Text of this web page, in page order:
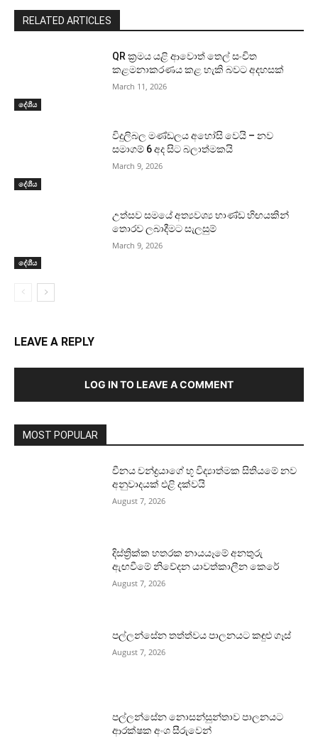
RELATED ARTICLES
දේශීය
QR ක්‍රමය යළි ආවොත් තෙල් සංචිත
කළමනාකරණය කළ හැකි බවට අදහසක්
March 11, 2026
දේශීය
විදුලිබල මණ්ඩලය අහෝසි වෙයි – නව
සමාගම් 6 අද සිට බලාත්මකයි
March 9, 2026
දේශීය
උත්සව සමයේ අත්‍යවශ්‍ය භාණ්ඩ හිඟයකින්
තොරව ලබාදීමට සැලසුම්
March 9, 2026
LEAVE A REPLY
LOG IN TO LEAVE A COMMENT
MOST POPULAR
චීනය චන්ද්‍රයාගේ භූ විද්‍යාත්මක සිතියමේ නව
අනුවාදයක් එළි දක්වයි
August 7, 2026
දිස්ත්‍රික්ක හතරක නායයෑමේ අනතුරු
ඇඟවීමේ නිවේදන යාවත්කාලීන කෙරේ
August 7, 2026
පල්ලන්සේන තත්ත්වය පාලනයට කඳුළු ගෑස්
August 7, 2026
පල්ලන්සේන නොසන්සුන්තාව පාලනයට
ආරක්ෂක අංශ සීරුවෙන්